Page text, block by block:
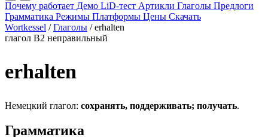
Почему работает Демо LiD-тест Артикли Глаголы Предлоги
Грамматика Режимы Платформы Цены Скачать
Wortkessel / Глаголы / erhalten
глагол B2 неправильный
erhalten
Немецкий глагол: сохранять, поддерживать; получать.
Грамматика